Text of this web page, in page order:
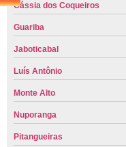
Cássia dos Coqueiros
Guariba
Jaboticabal
Luís Antônio
Monte Alto
Nuporanga
Pitangueiras